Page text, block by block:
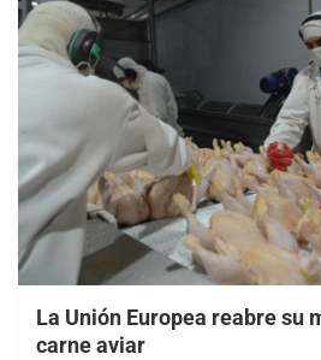
La Unión Europea reabre su
carne aviar